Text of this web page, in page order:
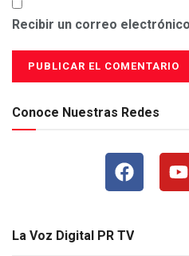
Recibir un correo
Conoce Nuestras Redes
La Voz Digital PR TV